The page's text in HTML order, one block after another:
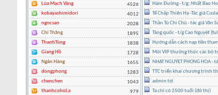
4526
Lúa Mạch Vàng
4012
kobayashimidori
2028
ngocsan
1895
Chí Thăng
1838
ThanhTùng
1728
Giang Hồ
1655
Ngân Hàng
1283
dongphong
1043
chenchen
979
thanhcohoLa
Hám Đường - t/g: Nhất Bao
Tể Chấp Thiên Hạ -Tác giả
Thần Tú Chi Chủ - tác giả Văn
Tàng quốc - t/g Cao Nguyệt
Hướng dẫn cách nạp tiền
Mời VIP thưởng thức các bộ
NHẬT NGUYỆT PHONG HOA
TTC triển khai chương trình
admin tst
Ta chỉ có 2500 tuổi (đô thị)